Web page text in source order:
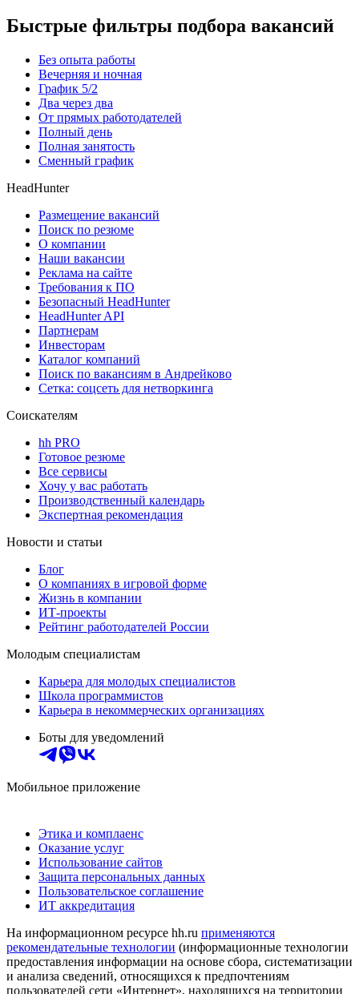
Быстрые фильтры подбора вакансий
Без опыта работы
Вечерняя и ночная
График 5/2
Два через два
От прямых работодателей
Полный день
Полная занятость
Сменный график
HeadHunter
Размещение вакансий
Поиск по резюме
О компании
Наши вакансии
Реклама на сайте
Требования к ПО
Безопасный HeadHunter
HeadHunter API
Партнерам
Инвесторам
Каталог компаний
Поиск по вакансиям в Андрейково
Сетка: соцсеть для нетворкинга
Соискателям
hh PRO
Готовое резюме
Все сервисы
Хочу у вас работать
Производственный календарь
Экспертная рекомендация
Новости и статьи
Блог
О компаниях в игровой форме
Жизнь в компании
ИТ-проекты
Рейтинг работодателей России
Молодым специалистам
Карьера для молодых специалистов
Школа программистов
Карьера в некоммерческих организациях
Боты для уведомлений
Мобильное приложение
Этика и комплаенс
Оказание услуг
Использование сайтов
Защита персональных данных
Пользовательское соглашение
ИТ аккредитация
На информационном ресурсе hh.ru применяются
рекомендательные технологии (информационные технологии
предоставления информации на основе сбора, систематизации
и анализа сведений, относящихся к предпочтениям
пользователей сети «Интернет», находящихся на территории